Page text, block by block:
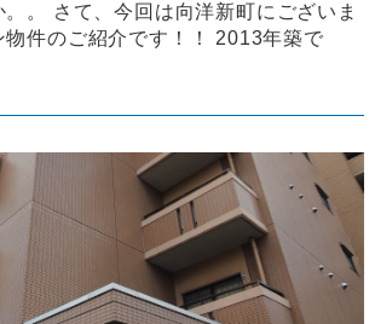
。 さて、今回は向洋新町にございま
物件のご紹介です！！ 2013年築で